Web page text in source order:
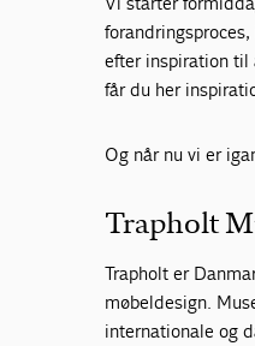
efter inspiration til
får du her
Og når nu vi er
Trapholt
Trapholt er
møbeldesign.
internationale og